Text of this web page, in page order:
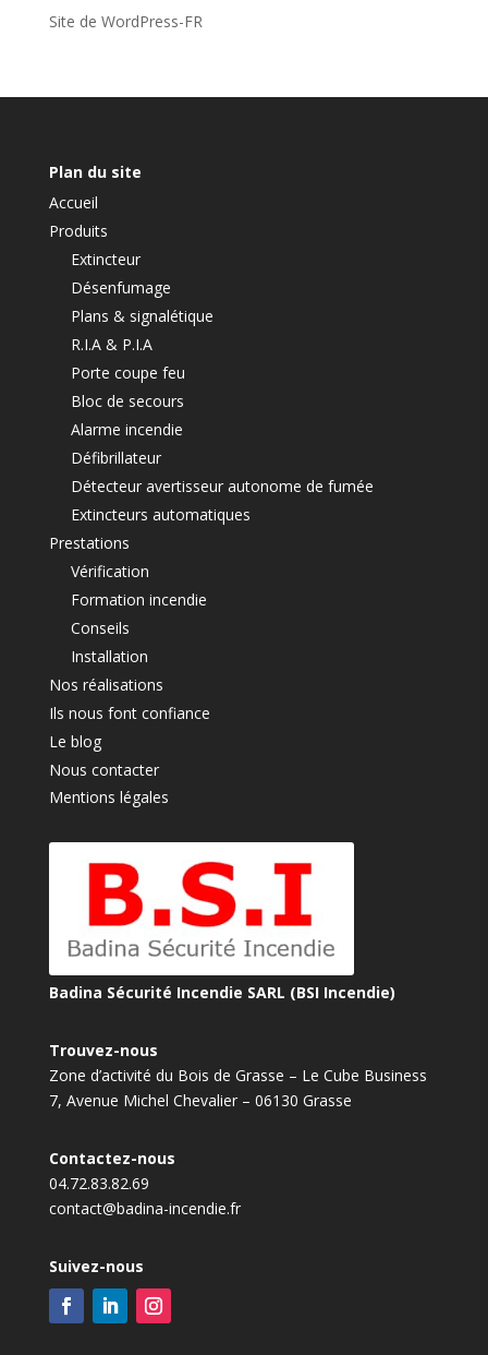
Site de WordPress-FR
Plan du site
Accueil
Produits
Extincteur
Désenfumage
Plans & signalétique
R.I.A & P.I.A
Porte coupe feu
Bloc de secours
Alarme incendie
Défibrillateur
Détecteur avertisseur autonome de fumée
Extincteurs automatiques
Prestations
Vérification
Formation incendie
Conseils
Installation
Nos réalisations
Ils nous font confiance
Le blog
Nous contacter
Mentions légales
Badina Sécurité Incendie SARL (BSI Incendie)
Trouvez-nous
Zone d’activité du Bois de Grasse – Le Cube Business
7, Avenue Michel Chevalier – 06130 Grasse
Contactez-nous
04.72.83.82.69
contact@badina-incendie.fr
Suivez-nous